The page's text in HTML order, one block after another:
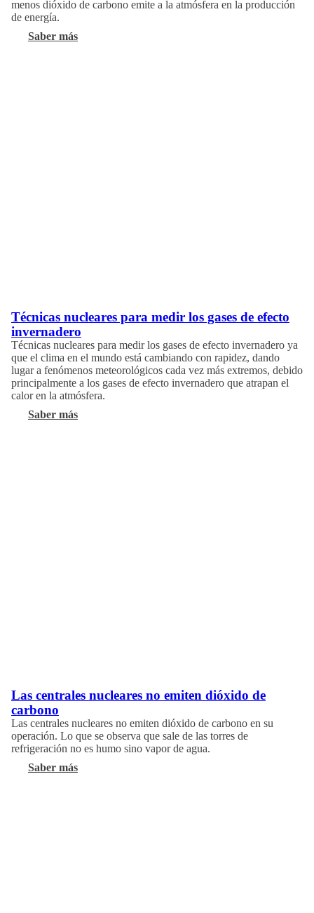
menos dióxido de carbono emite a la atmósfera en la producción
de energía.
Saber más
Técnicas nucleares para medir los gases de efecto
invernadero
Técnicas nucleares para medir los gases de efecto invernadero ya
que el clima en el mundo está cambiando con rapidez, dando
lugar a fenómenos meteorológicos cada vez más extremos, debido
principalmente a los gases de efecto invernadero que atrapan el
calor en la atmósfera.
Saber más
Las centrales nucleares no emiten dióxido de
carbono
Las centrales nucleares no emiten dióxido de carbono en su
operación. Lo que se observa que sale de las torres de
refrigeración no es humo sino vapor de agua.
Saber más